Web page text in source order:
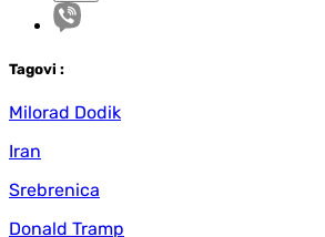
Tagovi :
Milorad Dodik
Iran
Srebrenica
Donald Tramp